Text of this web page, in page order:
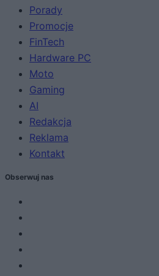
Porady
Promocje
FinTech
Hardware PC
Moto
Gaming
AI
Redakcja
Reklama
Kontakt
Obserwuj nas